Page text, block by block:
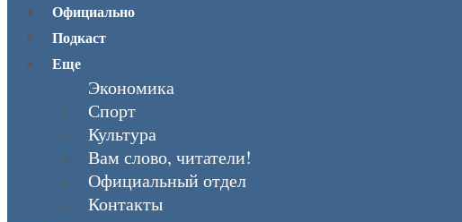
Официально
Подкаст
Еще
Экономика
Спорт
Культура
Вам слово, читатели!
Официальный отдел
Контакты